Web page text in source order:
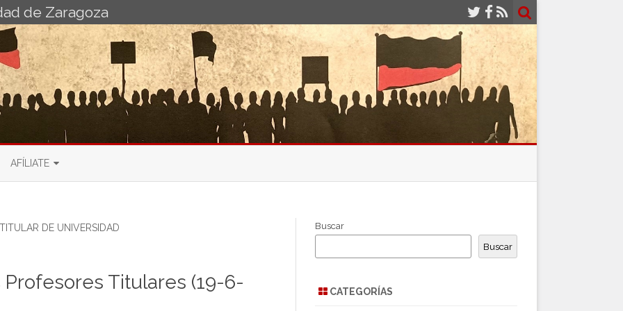
de Zaragoza
PDI
AFÍLIATE
ADMINISTRACIONES PÚBLICAS
SINDICATO DE ENSEÑANZA
DE UNIVERSIDAD
Titulares (19-6-
Buscar
Buscar
CATEGORÍAS